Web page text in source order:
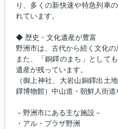
り、多くの新快速や特急列車
れています。
◆ 歴史・文化遺産が豊富
野洲市は、古代から続く文化の
また、「銅鐸のまち」として
遺産が残っています。
（御上神社、大岩山銅鐸出土
鐸博物館）中山道・朝鮮人街道
－野洲市にある主な施設－
・アル・プラザ野洲